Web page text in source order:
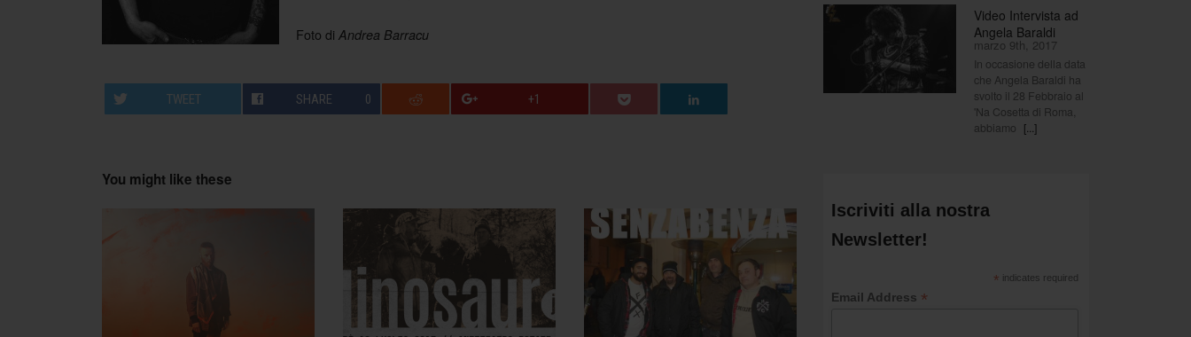
Foto diAndrea Barracu
TWEET SHARE 0 +1
You might like these
Video Intervista ad
Angela Baraldi
marzo 9th, 2017
In occasione della data
che Angela Baraldi ha
svolto il 28 Febbraio al
'Na Cosetta di Roma,
abbiamo [...]
Iscriviti alla nostra
Newsletter!
* indicates required
Email Address *